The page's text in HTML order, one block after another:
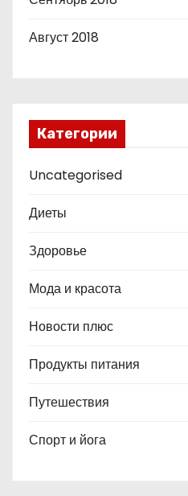
Август 2018
Категории
Uncategorised
Диеты
Здоровье
Мода и красота
Новости плюс
Продукты питания
Путешествия
Спорт и йога